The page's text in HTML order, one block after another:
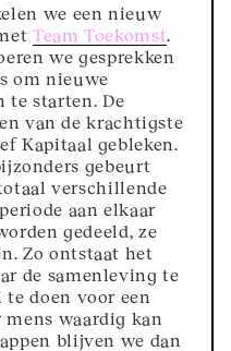
we een nieuw
Team Toekomst.
we gesprekken
om nieuwe
te starten. De
van de krachtigste
Kapitaal gebleken.
gebeurt
verschillende
aan elkaar
gedeeld, ze
Zo ontstaat het
de samenleving te
doen voor een
waardig kan
blijven we dan